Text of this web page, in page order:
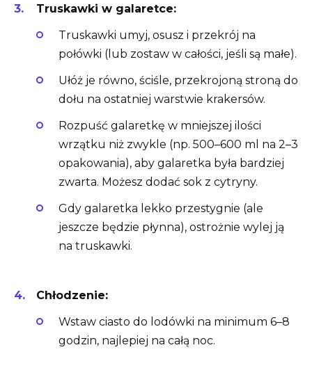
Truskawki w galaretce:
Truskawki umyj, osusz i przekrój na
połówki (lub zostaw w całości, jeśli są małe).
Ułóż je równo, ściśle, przekrojoną stroną do
dołu na ostatniej warstwie krakersów.
Rozpuść galaretkę w mniejszej ilości
wrzątku niż zwykle (np. 500–600 ml na 2–3
opakowania), aby galaretka była bardziej
zwarta. Możesz dodać sok z cytryny.
Gdy galaretka lekko przestygnie (ale
jeszcze będzie płynna), ostrożnie wylej ją
na truskawki.
Chłodzenie:
Wstaw ciasto do lodówki na minimum 6–8
godzin, najlepiej na całą noc.